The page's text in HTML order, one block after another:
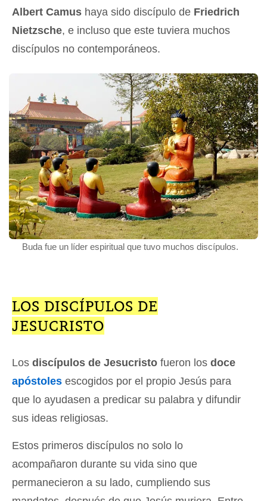
Albert Camus haya sido discípulo de Friedrich
Nietzsche, e incluso que este tuviera muchos
discípulos no contemporáneos.
Buda fue un líder espiritual que tuvo muchos discípulos.
LOS DISCÍPULOS DE
JESUCRISTO
Los discípulos de Jesucristo fueron los doce
apóstoles escogidos por el propio Jesús para
que lo ayudasen a predicar su palabra y difundir
sus ideas religiosas.
Estos primeros discípulos no solo lo
acompañaron durante su vida sino que
permanecieron a su lado, cumpliendo sus